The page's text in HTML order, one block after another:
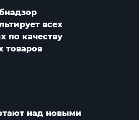
всех
по качеству
товаров
над новыми